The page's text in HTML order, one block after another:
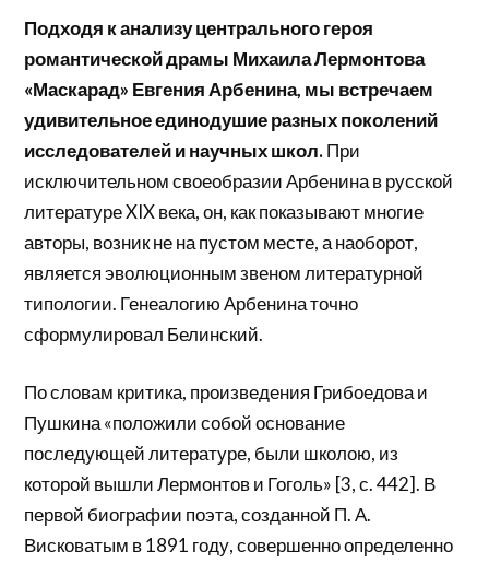
Подходя к анализу центрального героя
романтической драмы Михаила Лермонтова
«Маскарад» Евгения Арбенина, мы встречаем
удивительное единодушие разных поколений
исследователей и научных школ.При
исключительном своеобразии Арбенина в русской
литературе XIX века, он, как показывают многие
авторы, возник не на пустом месте, а наоборот,
является эволюционным звеном литературной
типологии. Генеалогию Арбенина точно
сформулировал Белинский.
По словам критика, произведения Грибоедова и
Пушкина «положили собой основание
последующей литературе, были школою, из
которой вышли Лермонтов и Гоголь» [3, с. 442]. В
первой биографии поэта, созданной П. А.
Висковатым в 1891 году, совершенно определенно